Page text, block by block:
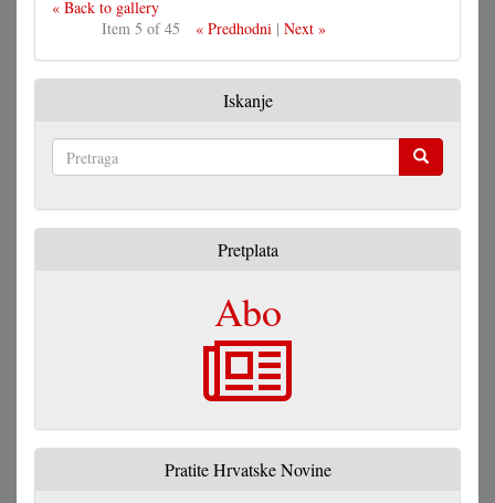
« Back to gallery
Item 5 of 45
« Predhodni| Next »
Iskanje
Pretplata
Abo
Pratite Hrvatske Novine